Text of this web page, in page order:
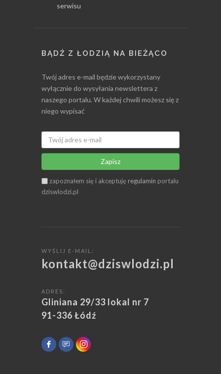
serwisu
BĄDŹ Z ŁODZIĄ NA BIEŻĄCO
Twój adres e-mail będzie wykorzystany
wyłącznie do wysyłania newslettera z
naszego portalu. W każdej chwili możesz się z
niego wypisać
Zapisz
zapoznałem się i akceptuję regulamin portalu
dziswlodzi.pl
WYŚLIJ E-MAIL:
kontakt@dziswlodzi.pl
ADRES:
Gliniana 29/33 lokal nr 7
91-336 Łódź